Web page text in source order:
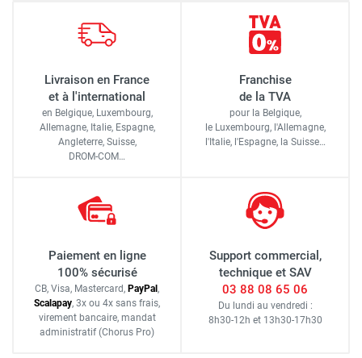
Livraison en France
et à l'international
en Belgique, Luxembourg,
Allemagne, Italie, Espagne,
Angleterre, Suisse,
DROM-COM…
Franchise
de la TVA
pour la Belgique,
le Luxembourg, l'Allemagne,
l'Italie, l'Espagne, la Suisse…
Paiement en ligne
100% sécurisé
CB, Visa, Mastercard, PayPal,
Scalapay, 3x ou 4x sans frais,
virement bancaire, mandat
administratif (Chorus Pro)
Support commercial,
technique et SAV
03 88 08 65 06
Du lundi au vendredi :
8h30-12h et 13h30-17h30